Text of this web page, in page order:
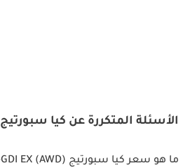
الأسئلة المتكررة عن كيا سبورتيج 1.6T-GDI EX (AWD)
ما هو سعر كيا سبورتيج 1.6T-GDI EX (AWD)؟